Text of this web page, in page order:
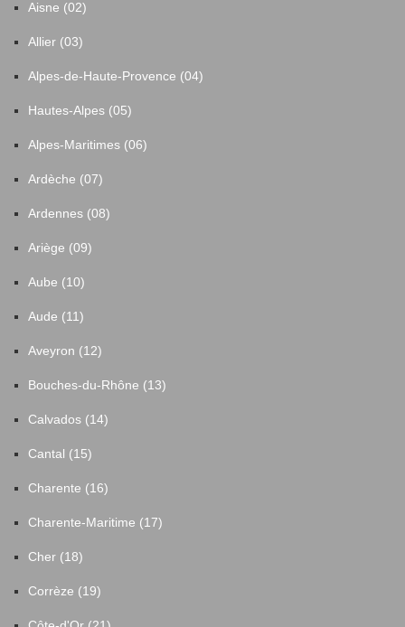
Aisne (02)
Allier (03)
Alpes-de-Haute-Provence (04)
Hautes-Alpes (05)
Alpes-Maritimes (06)
Ardèche (07)
Ardennes (08)
Ariège (09)
Aube (10)
Aude (11)
Aveyron (12)
Bouches-du-Rhône (13)
Calvados (14)
Cantal (15)
Charente (16)
Charente-Maritime (17)
Cher (18)
Corrèze (19)